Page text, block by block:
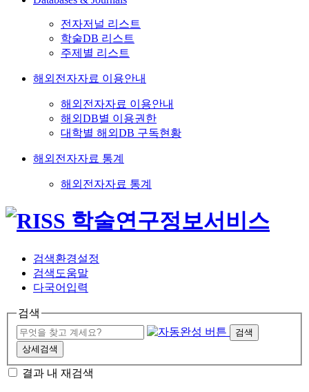
전자저널 리스트
학술DB 리스트
주제별 리스트
해외전자자료 이용안내
해외전자자료 이용안내
해외DB별 이용권한
대학별 해외DB 구독현황
해외전자자료 통계
해외전자자료 통계
검색환경설정
검색도움말
다국어입력
검색
검색
상세검색
결과 내 재검색